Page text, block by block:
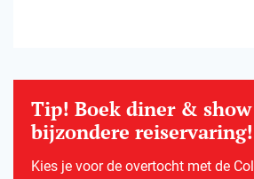
Tip! Boek diner &
bijzondere reiservaring!
Kies je voor de overtocht met de